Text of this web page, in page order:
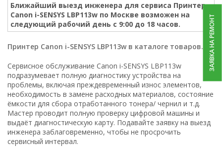
Ближайший выезд инженера для сервиса Принтер
Canon i-SENSYS LBP113w по Москве возможен на
следующий рабочий день с 9:00 до 18 часов.
Принтер Canon i-SENSYS LBP113w в каталоге товаров.
Сервисное обслуживание Canon i-SENSYS LBP113w
подразумевает полную диагностику устройства на
проблемы, включая преждевременный износ элементов,
необходимость в замене расходных материалов, состояние
ёмкости для сбора отработанного тонера/ чернил и т.д.
Мастер проводит полную проверку цифровой машины и
выдаёт диагностическую карту. Подавайте заявку на выезд
инженера заблаговременно, чтобы не просрочить
сервисный интервал.
ЗАЯВКА НА РЕМОНТ